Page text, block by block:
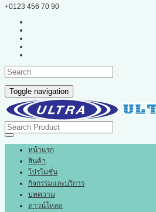
+0123 456 70 90
Toggle navigation
หน้าแรก
สินค้า
โปรโมชั่น
กิจกรรมและบริการ
บทความ
ดาวน์โหลด